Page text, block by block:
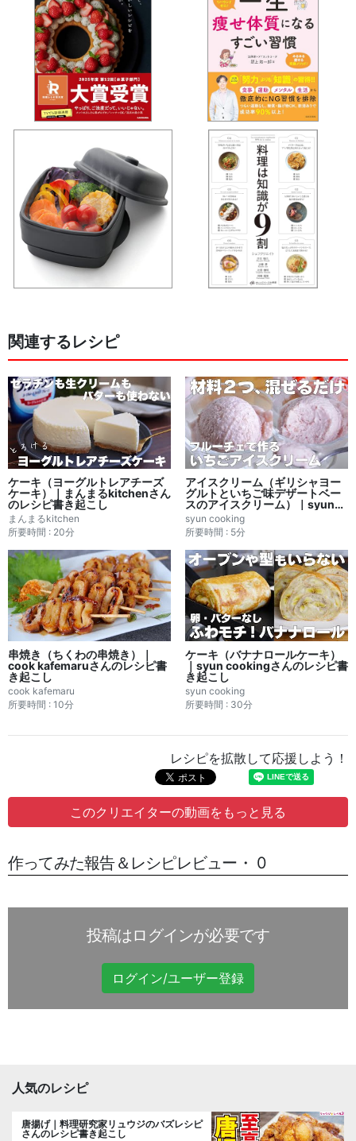
関連するレシピ
ケーキ（ヨーグルトレアチーズ
ケーキ）｜まんまるkitchenさん
のレシピ書き起こし
まんまるkitchen
所要時間 : 20分
アイスクリーム（ギリシャヨー
グルトといちご味デザートベー
スのアイスクリーム）｜syun
cookingさんのレシピ書き起こ
し
syun cooking
所要時間 : 5分
串焼き（ちくわの串焼き）｜
cook kafemaruさんのレシピ書
き起こし
cook kafemaru
所要時間 : 10分
ケーキ（バナナロールケーキ）
｜syun cookingさんのレシピ書
き起こし
syun cooking
所要時間 : 30分
レシピを拡散して応援しよう！
このクリエイターの動画をもっと見る
作ってみた報告＆レシピレビュー・ 0
投稿はログインが必要です
ログイン/ユーザー登録
人気のレシピ
唐揚げ｜料理研究家リュウジのバズレシピ
さんのレシピ書き起こし